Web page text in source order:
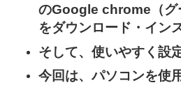
のGoogle chrome（グ
をダウンロード・イン
そして、使いやすく設定
今回は、パソコンを使